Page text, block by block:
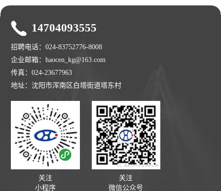
14704093555
招聘电话：024-83752776-8008
企业邮箱：haocen_kg@163.com
传真：024-23677963
地址：沈阳市浑南区白塔街道塔东村
关注
小程序
关注
微信公众号